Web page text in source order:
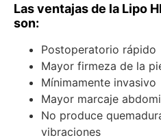
Las ventajas de la Lipo
son:
Postoperatorio rápido
Mayor firmeza de la
Mínimamente invasivo
Mayor marcaje
No produce
vibraciones